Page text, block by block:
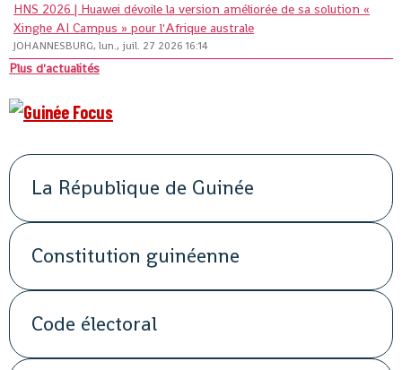
HNS 2026 | Huawei dévoile la version améliorée de sa solution «
Xinghe AI Campus » pour l'Afrique australe
JOHANNESBURG, lun., juil. 27 2026 16:14
Plus d'actualités
La République de Guinée
Constitution guinéenne
Code électoral